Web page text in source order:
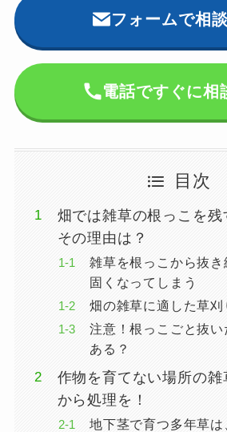
フォームで相
電話ですぐに相
目次
畑では雑草の根っこを残
その理由は？
雑草を根っこから抜
固くなってしまう
畑の雑草に適した草刈
注意！根っこごと抜い
ある？
作物を育てない場所の雑
から処理を！
地下茎で育つ多年草